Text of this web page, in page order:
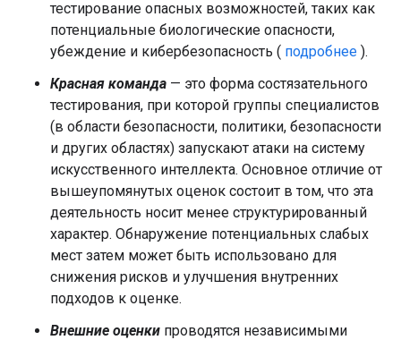
тестирование опасных возможностей, таких как
потенциальные биологические опасности,
убеждение и кибербезопасность ( подробнее ).
Красная команда — это форма состязательного
тестирования, при которой группы специалистов
(в области безопасности, политики, безопасности
и других областях) запускают атаки на систему
искусственного интеллекта. Основное отличие от
вышеупомянутых оценок состоит в том, что эта
деятельность носит менее структурированный
характер. Обнаружение потенциальных слабых
мест затем может быть использовано для
снижения рисков и улучшения внутренних
подходов к оценке.
Внешние оценки проводятся независимыми